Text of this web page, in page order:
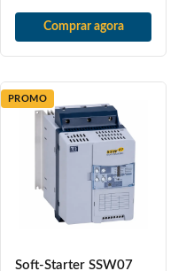
Comprar agora
PROMO
Soft-Starter SSW07